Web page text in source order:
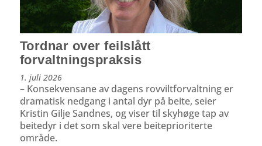
Tordnar over feilslått
forvaltningspraksis
1. juli 2026
– Konsekvensane av dagens rovviltforvaltning er
dramatisk nedgang i antal dyr på beite, seier
Kristin Gilje Sandnes, og viser til skyhøge tap av
beitedyr i det som skal vere beiteprioriterte
område.